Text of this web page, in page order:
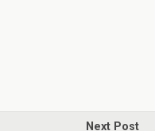
Next Post